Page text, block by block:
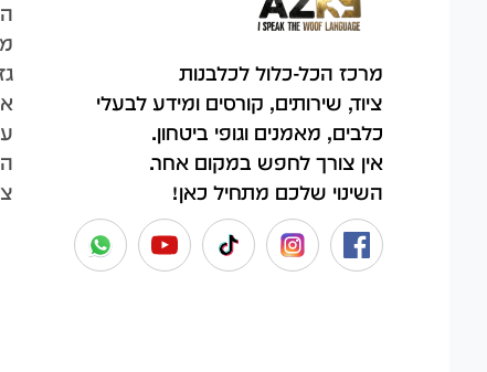
מרכז הכל-כלול לכלבנות
ציוד, שירותים, קורסים ומידע לבעלי
כלבים, מאמנים וגופי ביטחון.
אין צורך לחפש במקום אחר.
השינוי שלכם מתחיל כאן!